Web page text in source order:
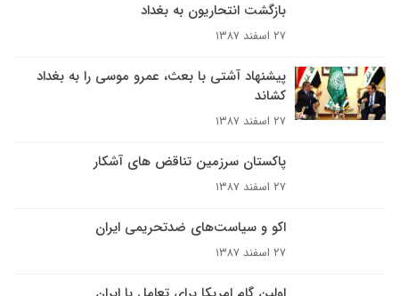
بازگشت انتحاريون به بغداد
۲۷ اسفند ۱۳۸۷
پيشنهاد آشتى با بعث‌، عمرو موسی را به بغداد
کشاند
۲۷ اسفند ۱۳۸۷
پاکستان سرزمين تناقض هاى آشکار
۲۷ اسفند ۱۳۸۷
اکو و سیاست‌های ضد‌تحریمی ایران
۲۷ اسفند ۱۳۸۷